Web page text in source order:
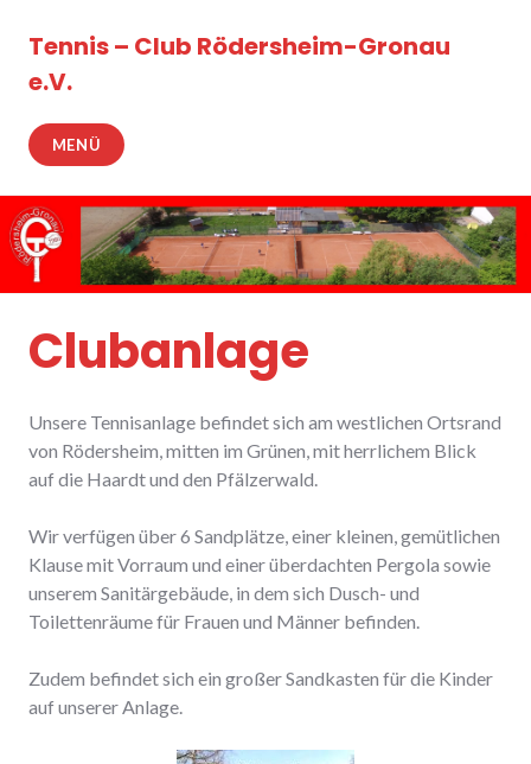
Inhalt
springen
Tennis – Club Rödersheim-Gronau
e.V.
MENÜ
Clubanlage
Unsere Tennisanlage befindet sich am westlichen Ortsrand
von Rödersheim, mitten im Grünen, mit herrlichem Blick
auf die Haardt und den Pfälzerwald.
Wir verfügen über 6 Sandplätze, einer kleinen, gemütlichen
Klause mit Vorraum und einer überdachten Pergola sowie
unserem Sanitärgebäude, in dem sich Dusch- und
Toilettenräume für Frauen und Männer befinden.
Zudem befindet sich ein großer Sandkasten für die Kinder
auf unserer Anlage.